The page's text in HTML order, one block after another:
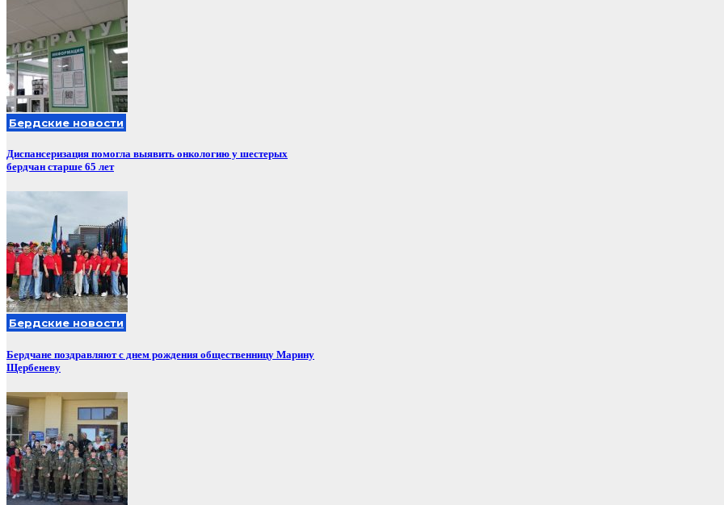
Бердские новости
Диспансеризация помогла выявить онкологию у шестерых
бердчан старше 65 лет
Бердские новости
Бердчане поздравляют с днем рождения общественницу Марину
Щербеневу